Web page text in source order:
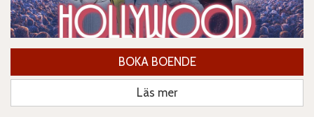
BOKA BOENDE
Läs mer